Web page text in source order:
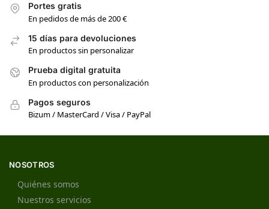
Portes gratis
En pedidos de más de 200 €
15 días para devoluciones
En productos sin personalizar
Prueba digital gratuita
En productos con personalización
Pagos seguros
Bizum / MasterCard / Visa / PayPal
NOSOTROS
Quiénes somos
Nuestros servicios